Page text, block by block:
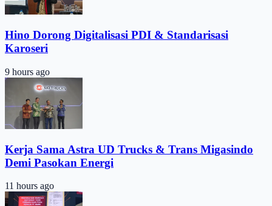
Hino Dorong Digitalisasi PDI & Standarisasi
Karoseri
9 hours ago
Kerja Sama Astra UD Trucks & Trans Migasindo
Demi Pasokan Energi
11 hours ago